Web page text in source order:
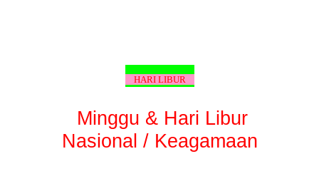
HARI LIBUR
Minggu & Hari Libur
Nasional / Keagamaan